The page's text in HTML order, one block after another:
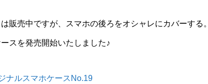
販売中ですが、スマホの後ろをオシャレにカバーする。
スを発売開始いたしました♪
ナルスマホケースNo.19